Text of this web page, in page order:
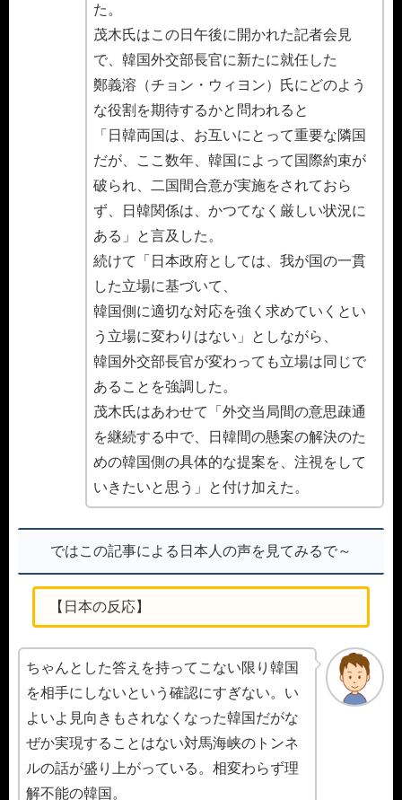
た。
茂木氏はこの日午後に開かれた記者会見
で、韓国外交部長官に新たに就任した
鄭義溶（チョン・ウィヨン）氏にどのよう
な役割を期待するかと問われると
「日韓両国は、お互いにとって重要な隣国
だが、ここ数年、韓国によって国際約束が
破られ、二国間合意が実施をされておら
ず、日韓関係は、かつてなく厳しい状況に
ある」と言及した。
続けて「日本政府としては、我が国の一貫
した立場に基づいて、
韓国側に適切な対応を強く求めていくとい
う立場に変わりはない」としながら、
韓国外交部長官が変わっても立場は同じで
あることを強調した。
茂木氏はあわせて「外交当局間の意思疎通
を継続する中で、日韓間の懸案の解決のた
めの韓国側の具体的な提案を、注視をして
いきたいと思う」と付け加えた。
ではこの記事による日本人の声を見てみるで～
【日本の反応】
ちゃんとした答えを持ってこない限り韓国
を相手にしないという確認にすぎない。い
よいよ見向きもされなくなった韓国だがな
ぜか実現することはない対馬海峡のトンネ
ルの話が盛り上がっている。相変わらず理
解不能の韓国。